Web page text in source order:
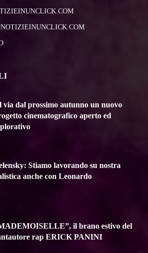
via dal prossimo autunno un nuovo
cinematografico aperto ed
Stiamo lavorando su nostra
anche con Leonardo
il brano estivo del
rap ERICK PANINI